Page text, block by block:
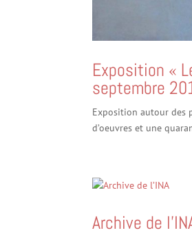
Exposition «
septembre
Exposition autour des
d’oeuvres et une
Archive de